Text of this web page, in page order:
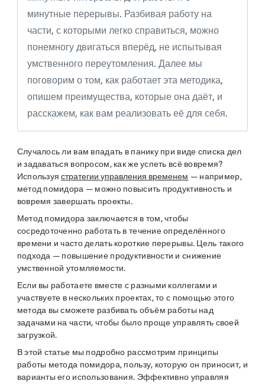
минутные перерывы. Разбивая работу на
части, с которыми легко справиться, можно
понемногу двигаться вперёд, не испытывая
умственного переутомления. Далее мы
поговорим о том, как работает эта методика,
опишем преимущества, которые она даёт, и
расскажем, как вам реализовать её для себя.
Случалось ли вам впадать в панику при виде списка дел
и задаваться вопросом, как же успеть всё вовремя?
Используястратегии управления временем — например,
метод помидора — можно повысить продуктивность и
вовремя завершать проекты.
Метод помидора заключается в том, чтобы
сосредоточенно работать в течение определённого
времени и часто делать короткие перерывы. Цель такого
подхода — повышение продуктивности и снижение
умственной утомляемости.
Если вы работаете вместе с разными коллегами и
участвуете в нескольких проектах, то с помощью этого
метода вы сможете разбивать объём работы над
задачами на части, чтобы было проще управлять своей
загрузкой.
В этой статье мы подробно рассмотрим принципы
работы метода помидора, пользу, которую он приносит, и
варианты его использования. Эффективно управляя